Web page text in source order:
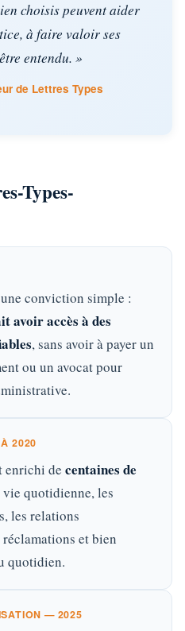
choisis peuvent aider
à faire valoir ses
entendu. »
de Lettres Types
Types-
conviction simple :
avoir accès à des
, sans avoir à payer un
ou un avocat pour
2020
enrichi de centaines de
quotidienne, les
les relations
et bien
quotidien.
— 2025